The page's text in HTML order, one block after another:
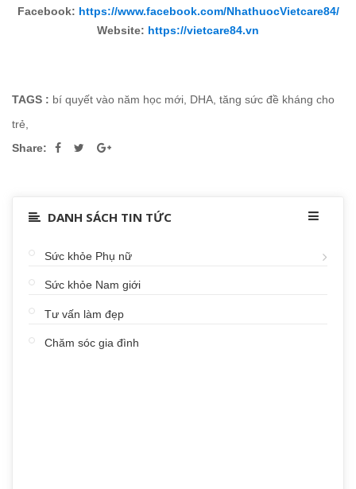
Facebook: https://www.facebook.com/NhathuocVietcare84/
Website: https://vietcare84.vn
TAGS : bí quyết vào năm học mới, DHA, tăng sức đề kháng cho
trẻ,
Share:
DANH SÁCH TIN TỨC
Sức khỏe Phụ nữ
Sức khỏe Nam giới
Tư vấn làm đẹp
Chăm sóc gia đình